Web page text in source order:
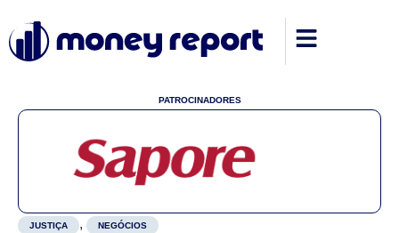
PATROCINADORES
JUSTIÇA , NEGÓCIOS